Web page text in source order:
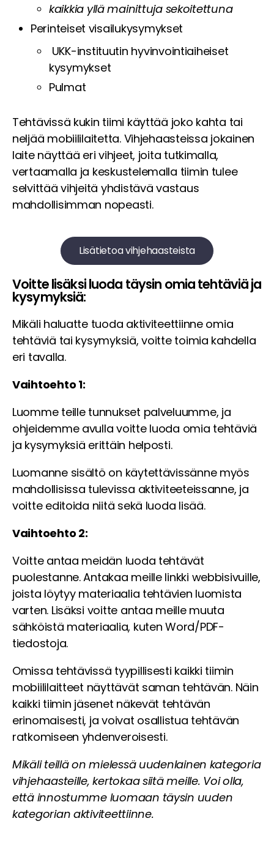
kaikkia yllä mainittuja sekoitettuna
Perinteiset visailukysymykset
UKK-instituutin hyvinvointiaiheiset
kysymykset
Pulmat
Tehtävissä kukin tiimi käyttää joko kahta tai
neljää mobiililaitetta. Vihjehaasteissa jokainen
laite näyttää eri vihjeet, joita tutkimalla,
vertaamalla ja keskustelemalla tiimin tulee
selvittää vihjeitä yhdistävä vastaus
mahdollisimman nopeasti.
Lisätietoa vihjehaasteista
Voitte lisäksi luoda täysin omia tehtäviä ja
kysymyksiä:
Mikäli haluatte tuoda aktiviteettiinne omia
tehtäviä tai kysymyksiä, voitte toimia kahdella
eri tavalla.
Vaihtoehto 1:
Luomme teille tunnukset palveluumme, ja
ohjeidemme avulla voitte luoda omia tehtäviä
ja kysymyksiä erittäin helposti.
Luomanne sisältö on käytettävissänne myös
mahdollisissa tulevissa aktiviteeteissanne, ja
voitte editoida niitä sekä luoda lisää.
Vaihtoehto 2:
Voitte antaa meidän luoda tehtävät
puolestanne. Antakaa meille linkki webbisivuille,
joista löytyy materiaalia tehtävien luomista
varten. Lisäksi voitte antaa meille muuta
sähköistä materiaalia, kuten Word/PDF-
tiedostoja.
Omissa tehtävissä tyypillisesti kaikki tiimin
mobiililaitteet näyttävät saman tehtävän. Näin
kaikki tiimin jäsenet näkevät tehtävän
erinomaisesti, ja voivat osallistua tehtävän
ratkomiseen yhdenveroisesti.
Mikäli teillä on mielessä uudenlainen kategoria
vihjehaasteille, kertokaa siitä meille. Voi olla,
että innostumme luomaan täysin uuden
kategorian aktiviteettiinne.